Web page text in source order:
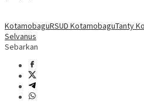
KotamobaguRSUD KotamobaguTanty
Selvanus
Sebarkan